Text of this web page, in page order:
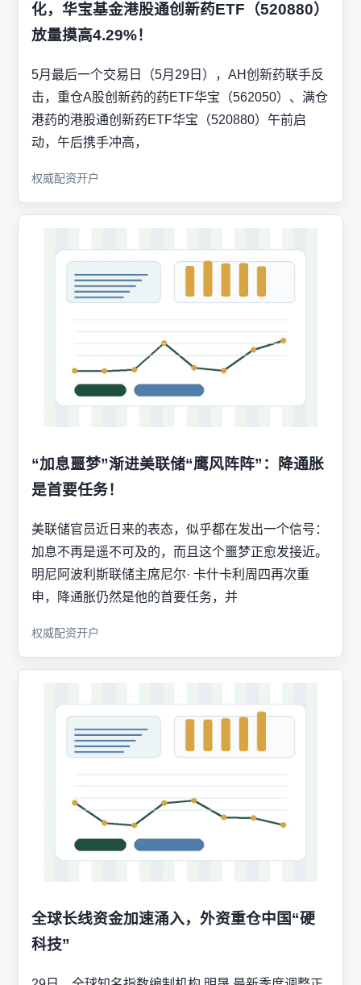
化，华宝基金港股通创新药ETF（520880）
放量摸高4.29%！
5月最后一个交易日（5月29日），AH创新药联手反
击，重仓A股创新药的药ETF华宝（562050）、满仓
港药的港股通创新药ETF华宝（520880）午前启
动，午后携手冲高，
权威配资开户
“加息噩梦”渐进美联储“鹰风阵阵”：降通胀
是首要任务！
美联储官员近日来的表态，似乎都在发出一个信号：
加息不再是遥不可及的，而且这个噩梦正愈发接近。
明尼阿波利斯联储主席尼尔· 卡什卡利周四再次重
申，降通胀仍然是他的首要任务，并
权威配资开户
全球长线资金加速涌入，外资重仓中国“硬
科技”